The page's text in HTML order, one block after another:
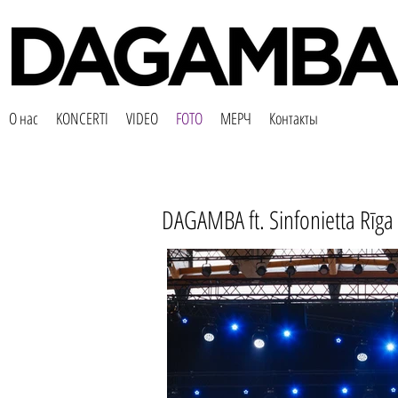
О нас KONCERTI VIDEO FOTO МЕРЧ Контакты
DAGAMBA ft. Sinfonietta